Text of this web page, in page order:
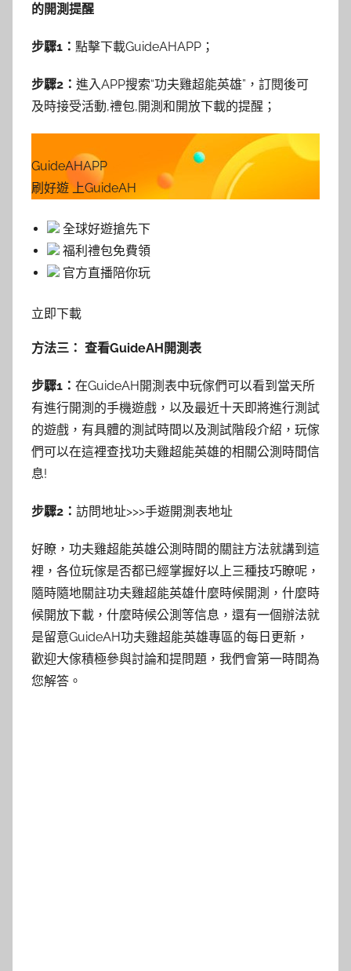
的開測提醒
步驟1： 點擊下載GuideAHAPP；
步驟2： 進入APP搜索“功夫雞超能英雄”，訂閱後可
及時接受活動,禮包,開測和開放下載的提醒；
GuideAHAPP
刷好遊 上GuideAH
全球好遊搶先下
福利禮包免費領
官方直播陪你玩
立即下載
方法三： 查看GuideAH開測表
步驟1： 在GuideAH開測表中玩傢們可以看到當天所
有進行開測的手機遊戲，以及最近十天即將進行測試
的遊戲，有具體的測試時間以及測試階段介紹，玩傢
們可以在這裡查找功夫雞超能英雄的相關公測時間信
息!
步驟2： 訪問地址>>>手遊開測表地址
好瞭，功夫雞超能英雄公測時間的關註方法就講到這
裡，各位玩傢是否都已經掌握好以上三種技巧瞭呢，
隨時隨地關註功夫雞超能英雄什麼時候開測，什麼時
候開放下載，什麼時候公測等信息，還有一個辦法就
是留意GuideAH功夫雞超能英雄專區的每日更新，
歡迎大傢積極參與討論和提問題，我們會第一時間為
您解答。